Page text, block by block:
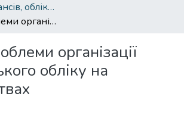
Кафедра Фінансів, обліку і оподаткування
Роль та проблеми організації управлінського обліку на підприємствах
організації
обліку на